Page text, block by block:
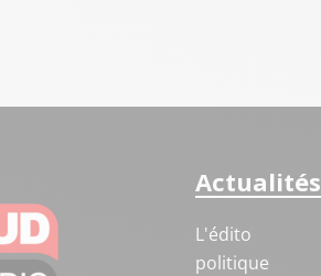
Actualités
L'édito
politique